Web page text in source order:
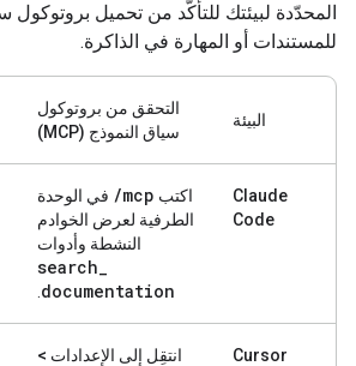
للمستندات أو المهارة في الذاكرة.
البيئة
التحقق من بروتوكول
سياق النموذج (MCP)
Claude
Code
اكتب /mcp
في الوحدة
الطرفية لعرض الخوادم
النشطة وأدوات
search_
documentation
Cursor انتقِل إلى الإعدادات >